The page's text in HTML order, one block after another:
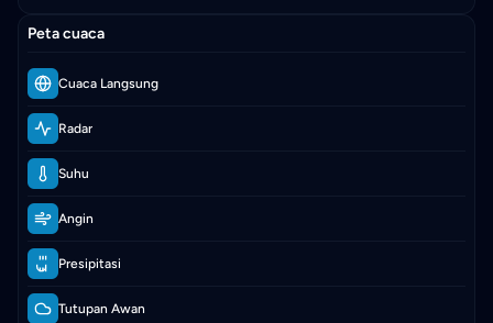
Peta cuaca
Cuaca Langsung
Radar
Suhu
Angin
Presipitasi
Tutupan Awan